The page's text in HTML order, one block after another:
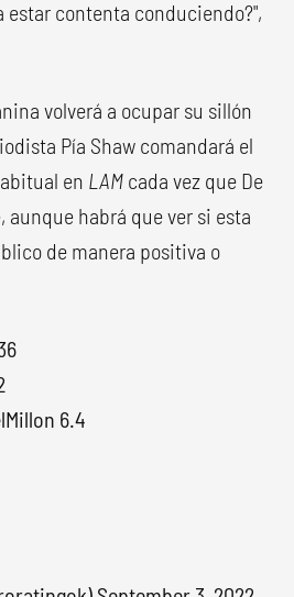
estar contenta conduciendo?",
volverá a ocupar su sillón
Pía Shaw comandará el
en LAM cada vez que De
aunque habrá que ver si esta
de manera positiva o
6.4